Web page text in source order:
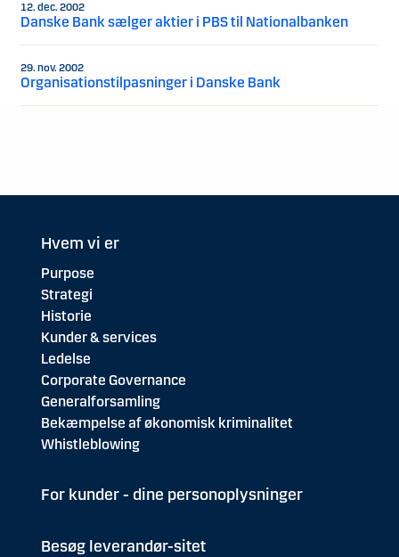
12. dec. 2002
Danske Bank sælger aktier i PBS til Nationalbanken
29. nov. 2002
Organisationstilpasninger i Danske Bank
Hvem vi er
Purpose
Strategi
Historie
Kunder & services
Ledelse
Corporate Governance
Generalforsamling
Bekæmpelse af økonomisk kriminalitet
Whistleblowing
For kunder - dine personoplysninger
Besøg leverandør-sitet